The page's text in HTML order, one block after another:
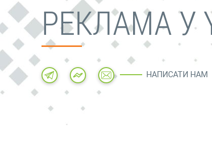
РЕКЛАМА У
НАПИСАТИ НАМ